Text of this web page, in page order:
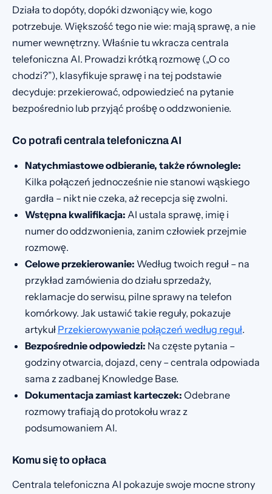
Działa to dopóty, dopóki dzwoniący wie, kogo
potrzebuje. Większość tego nie wie: mają sprawę, a nie
numer wewnętrzny. Właśnie tu wkracza centrala
telefoniczna AI. Prowadzi krótką rozmowę („O co
chodzi?”), klasyfikuje sprawę i na tej podstawie
decyduje: przekierować, odpowiedzieć na pytanie
bezpośrednio lub przyjąć prośbę o oddzwonienie.
Co potrafi centrala telefoniczna AI
Natychmiastowe odbieranie, także równolegle:
Kilka połączeń jednocześnie nie stanowi wąskiego
gardła – nikt nie czeka, aż recepcja się zwolni.
Wstępna kwalifikacja: AI ustala sprawę, imię i
numer do oddzwonienia, zanim człowiek przejmie
rozmowę.
Celowe przekierowanie: Według twoich reguł – na
przykład zamówienia do działu sprzedaży,
reklamacje do serwisu, pilne sprawy na telefon
komórkowy. Jak ustawić takie reguły, pokazuje
artykuł Przekierowywanie połączeń według reguł.
Bezpośrednie odpowiedzi: Na częste pytania –
godziny otwarcia, dojazd, ceny – centrala odpowiada
sama z zadbanej Knowledge Base.
Dokumentacja zamiast karteczek: Odebrane
rozmowy trafiają do protokołu wraz z
podsumowaniem AI.
Komu się to opłaca
Centrala telefoniczna AI pokazuje swoje mocne strony